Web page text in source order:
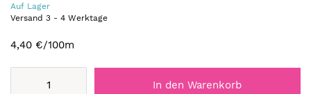
Auf Lager
Versand 3 - 4 Werktage
4,40 €/100m
In den Warenkorb